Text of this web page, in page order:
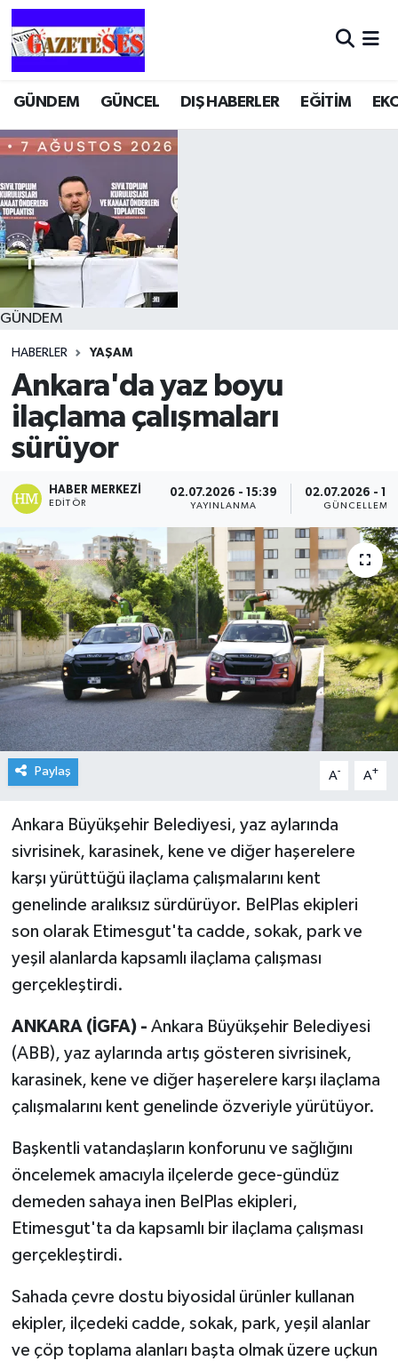
GÜNDEM GÜNCEL DIŞ HABERLER EĞİTİM
GÜNDEM
HABERLER YAŞAM
Ankara'da yaz boyu
ilaçlama çalışmaları
sürüyor
HABER MERKEZI
EDITÖR
02.07.2026 - 15:39
YAYINLANMA
02.07.2026 -
GÜNCELLEME
Paylaş A- A+
Ankara Büyükşehir Belediyesi, yaz aylarında
sivrisinek, karasinek, kene ve diğer haşerelere
karşı yürüttüğü ilaçlama çalışmalarını kent
genelinde aralıksız sürdürüyor. BelPlas ekipleri
son olarak Etimesgut'ta cadde, sokak, park ve
yeşil alanlarda kapsamlı ilaçlama çalışması
gerçekleştirdi.
ANKARA (İGFA) - Ankara Büyükşehir Belediyesi
(ABB), yaz aylarında artış gösteren sivrisinek,
karasinek, kene ve diğer haşerelere karşı ilaçlama
çalışmalarını kent genelinde özveriyle yürütüyor.
Başkentli vatandaşların konforunu ve sağlığını
öncelemek amacıyla ilçelerde gece-gündüz
demeden sahaya inen BelPlas ekipleri,
Etimesgut'ta da kapsamlı bir ilaçlama çalışması
gerçekleştirdi.
Sahada çevre dostu biyosidal ürünler kullanan
ekipler, ilçedeki cadde, sokak, park, yeşil alanlar
ve çöp toplama alanları başta olmak üzere uçkun